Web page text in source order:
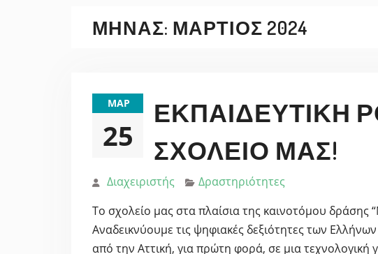
ΜΉΝΑΣ: ΜΆΡΤΙΟΣ 2024
ΜΑΡ
25
ΕΚΠΑΙΔΕΥΤΙΚΉ
ΣΧΟΛΕΊΟ ΜΑΣ!
Διαχειριστής
Δραστηριότητες
Το σχολείο μας στα πλαίσια της καινοτόμου
Αναδεικνύουμε τις ψηφιακές δεξιότητες των
από την Αττική, για πρώτη φορά, σε μια τεχνολογική